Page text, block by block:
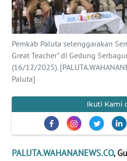
Pemkab Paluta selenggarakan
Great Teacher" di Gedung
(16/12/2025).
Paluta]
Ikuti Kami
PALUTA.WAHANANEWS.CO,
TENTANG
KAMI
PEDOMAN
SIBER
REDAKSI
DISCLAIMER